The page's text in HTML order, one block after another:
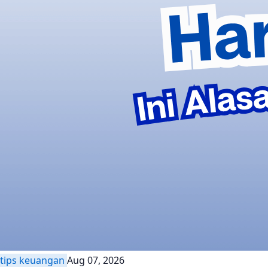
tips keuangan Aug 07, 2026